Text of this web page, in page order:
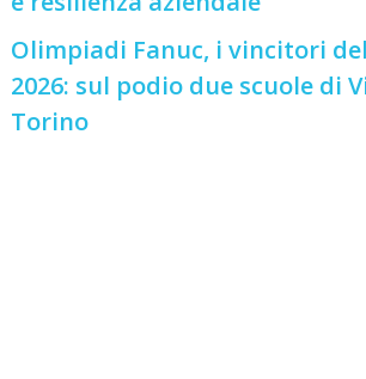
Olimpiadi Fanuc, i vincitori
2026: sul podio due scuole di
Torino